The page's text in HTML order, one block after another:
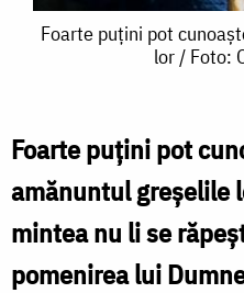
Foarte
cunoaște
cu
de-
amănuntul
Foarte puțini pot
lor / Foto:
Foarte puțini pot
amănuntul greșelile
mintea nu li se
pomenirea lui